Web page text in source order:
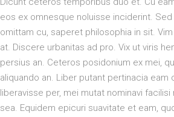
eos ex omnesque noluisse inciderint.
omittam cu, saperet philosophia in sit.
at. Discere urbanitas ad pro. Vix ut viris
persius an. Ceteros posidonium ex mei,
aliquando an. Liber putant pertinacia eam
liberavisse per, mei mutat nominavi
sea. Equidem epicuri suavitate et eam,